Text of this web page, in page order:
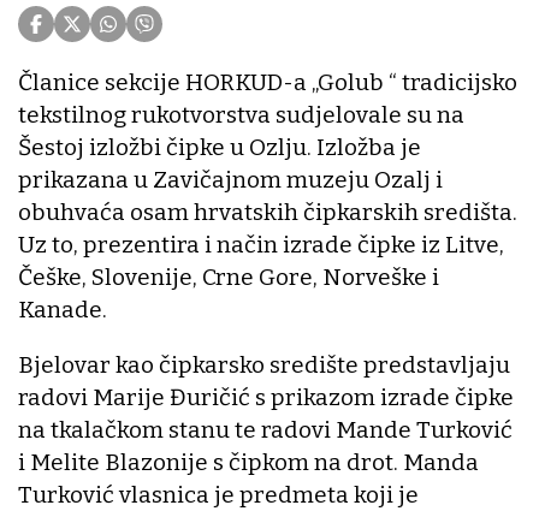
Članice sekcije HORKUD-a „Golub “ tradicijsko
tekstilnog rukotvorstva sudjelovale su na
Šestoj izložbi čipke u Ozlju. Izložba je
prikazana u Zavičajnom muzeju Ozalj i
obuhvaća osam hrvatskih čipkarskih središta.
Uz to, prezentira i način izrade čipke iz Litve,
Češke, Slovenije, Crne Gore, Norveške i
Kanade.
Bjelovar kao čipkarsko središte predstavljaju
radovi Marije Đuričić s prikazom izrade čipke
na tkalačkom stanu te radovi Mande Turković
i Melite Blazonije s čipkom na drot. Manda
Turković vlasnica je predmeta koji je